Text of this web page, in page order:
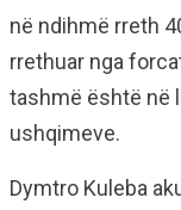
në ndihmë rreth
rrethuar nga
tashmë është në
ushqimeve.
Dymtro Kuleba